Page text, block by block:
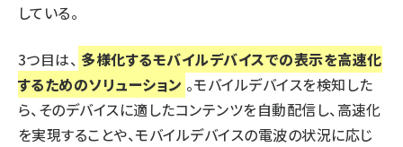
している。
3つ目は、 多様化するモバイルデバイスでの表示を高速化
するためのソリューション 。モバイルデバイスを検知した
ら、そのデバイスに適したコンテンツを自動配信し、高速化
を実現することや、モバイルデバイスの電波の状況に応じ